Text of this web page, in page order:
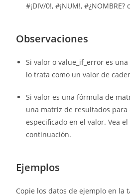
#¡DIV/0!, #¡NUM!, #¿NOMBRE?
Observaciones
Si valor o value_if_error es una
lo trata como un valor de
Si valor es una fórmula de
una matriz de resultados para
especificado en el valor. Vea
continuación.
Ejemplos
Copie los datos de ejemplo en la